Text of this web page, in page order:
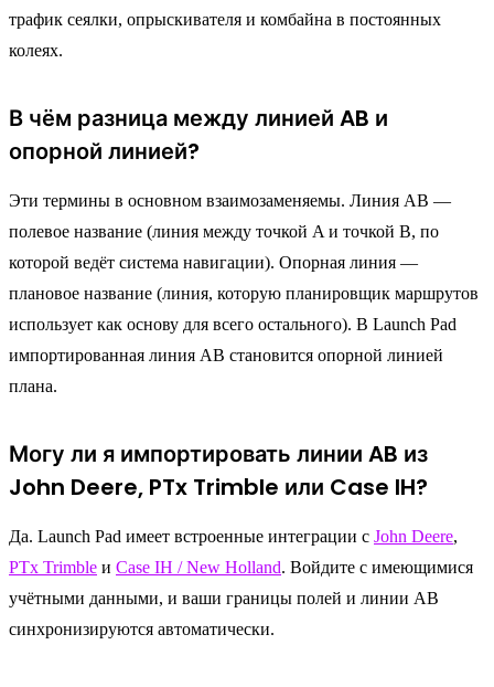
трафик сеялки, опрыскивателя и комбайна в постоянных
колеях.
В чём разница между линией AB и
опорной линией?
Эти термины в основном взаимозаменяемы. Линия AB —
полевое название (линия между точкой A и точкой B, по
которой ведёт система навигации). Опорная линия —
плановое название (линия, которую планировщик маршрутов
использует как основу для всего остального). В Launch Pad
импортированная линия AB становится опорной линией
плана.
Могу ли я импортировать линии AB из
John Deere, PTx Trimble или Case IH?
Да. Launch Pad имеет встроенные интеграции с John Deere,
PTx Trimble и Case IH / New Holland. Войдите с имеющимися
учётными данными, и ваши границы полей и линии AB
синхронизируются автоматически.